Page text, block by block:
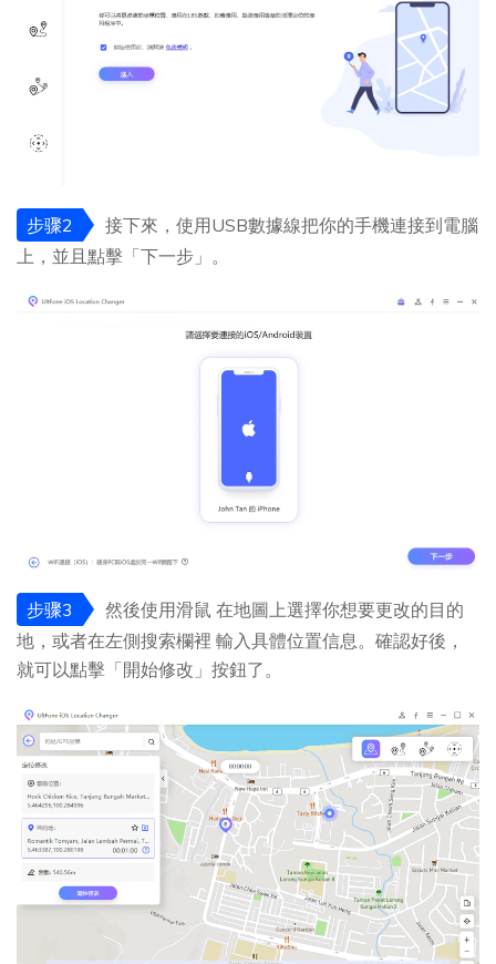
步骤2
接下來，使用USB數據線把你的手機連接到電腦
上，並且點擊「下一步」。
步骤3
然後使用滑鼠 在地圖上選擇你想要更改的目的
地，或者在左側搜索欄裡 輸入具體位置信息。確認好後，
就可以點擊「開始修改」按鈕了。